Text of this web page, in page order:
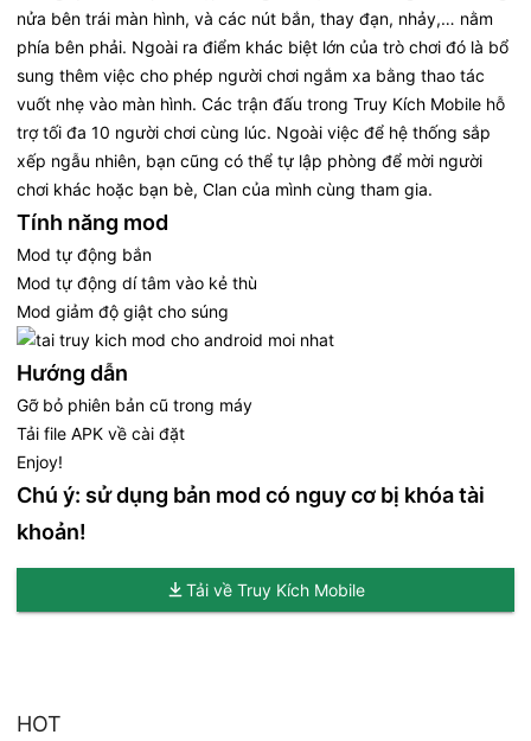
nửa bên trái màn hình, và các nút bắn, thay đạn, nhảy,… nằm
phía bên phải. Ngoài ra điểm khác biệt lớn của trò chơi đó là bổ
sung thêm việc cho phép người chơi ngắm xa bằng thao tác
vuốt nhẹ vào màn hình. Các trận đấu trong Truy Kích Mobile hỗ
trợ tối đa 10 người chơi cùng lúc. Ngoài việc để hệ thống sắp
xếp ngẫu nhiên, bạn cũng có thể tự lập phòng để mời người
chơi khác hoặc bạn bè, Clan của mình cùng tham gia.
Tính năng mod
Mod tự động bắn
Mod tự động dí tâm vào kẻ thù
Mod giảm độ giật cho súng
Hướng dẫn
Gỡ bỏ phiên bản cũ trong máy
Tải file APK về cài đặt
Enjoy!
Chú ý: sử dụng bản mod có nguy cơ bị khóa tài
khoản!
Tải về Truy Kích Mobile
HOT